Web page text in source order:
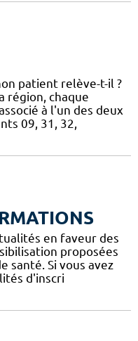
patient relève-t-il ?
région, chaque
à l'un des deux
09, 31, 32,
en faveur des
proposées
santé. Si vous avez
d'inscri